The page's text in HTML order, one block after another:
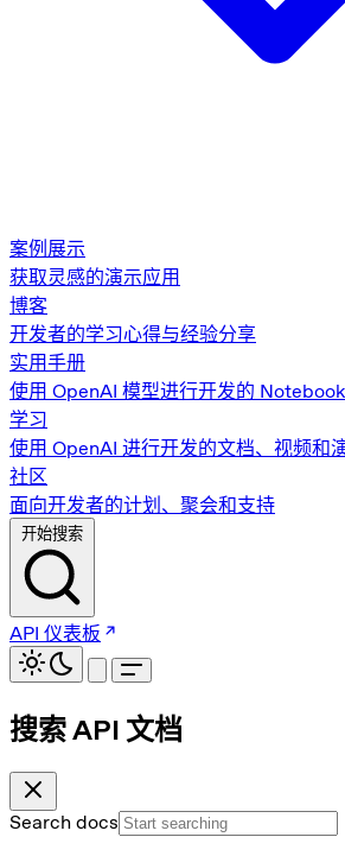
案例展示
获取灵感的演示应用
博客
开发者的学习心得与经验分享
实用手册
使用 OpenAI 模型进行开发的 Notebook
学习
使用 OpenAI 进行开发的文档、视频和
社区
面向开发者的计划、聚会和支持
开始搜索
API 仪表板
搜索 API 文档
Search docs